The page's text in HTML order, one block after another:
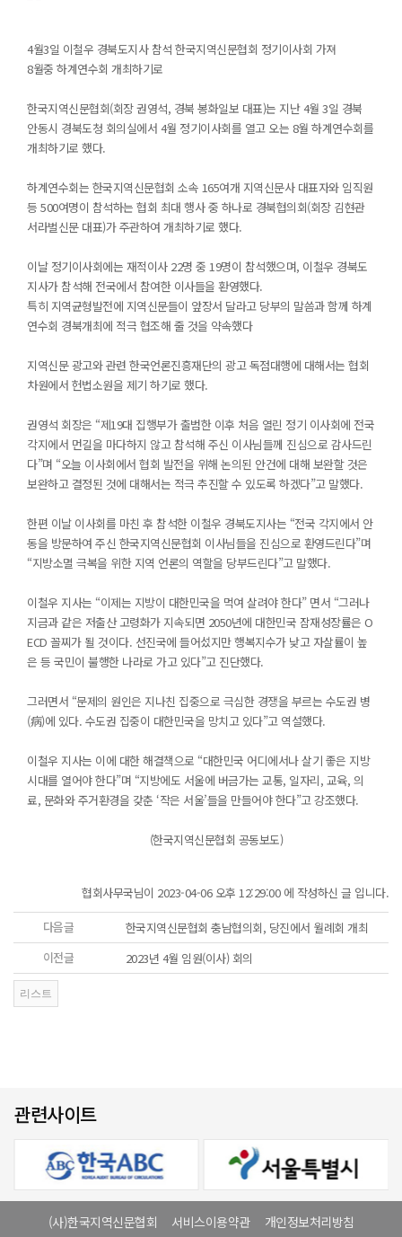
4월3일 이철우 경북도지사 참석 한국지역신문협회 정기이사회 가져
8월중 하계연수회 개최하기로
한국지역신문협회(회장 권영석, 경북 봉화일보 대표)는 지난 4월 3일 경북
안동시 경북도청 회의실에서 4월 정기이사회를 열고 오는 8월 하계연수회를
개최하기로 했다.
하계연수회는 한국지역신문협회 소속 165여개 지역신문사 대표자와 임직원
등 500여명이 참석하는 협회 최대 행사 중 하나로 경북협의회(회장 김현관
서라벌신문 대표)가 주관하여 개최하기로 했다.
이날 정기이사회에는 재적이사 22명 중 19명이 참석했으며, 이철우 경북도
지사가 참석해 전국에서 참여한 이사들을 환영했다.
특히 지역균형발전에 지역신문들이 앞장서 달라고 당부의 말씀과 함께 하계
연수회 경북개최에 적극 협조해 줄 것을 약속했다
지역신문 광고와 관련 한국언론진흥재단의 광고 독점대행에 대해서는 협회
차원에서 헌법소원을 제기 하기로 했다.
권영석 회장은 “제19대 집행부가 출범한 이후 처음 열린 정기 이사회에 전국
각지에서 먼길을 마다하지 않고 참석해 주신 이사님들께 진심으로 감사드린
다”며 “오늘 이사회에서 협회 발전을 위해 논의된 안건에 대해 보완할 것은
보완하고 결정된 것에 대해서는 적극 추진할 수 있도록 하겠다”고 말했다.
한편 이날 이사회를 마친 후 참석한 이철우 경북도지사는 “전국 각지에서 안
동을 방문하여 주신 한국지역신문협회 이사님들을 진심으로 환영드린다”며
“지방소멸 극복을 위한 지역 언론의 역할을 당부드린다”고 말했다.
이철우 지사는 “이제는 지방이 대한민국을 먹여 살려야 한다” 면서 “그러나
지금과 같은 저출산 고령화가 지속되면 2050년에 대한민국 잠재성장률은 O
ECD 꼴찌가 될 것이다. 선진국에 들어섰지만 행복지수가 낮고 자살률이 높
은 등 국민이 불행한 나라로 가고 있다”고 진단했다.
그러면서 “문제의 원인은 지나친 집중으로 극심한 경쟁을 부르는 수도권 병
(病)에 있다. 수도권 집중이 대한민국을 망치고 있다”고 역설했다.
이철우 지사는 이에 대한 해결책으로 “대한민국 어디에서나 살기 좋은 지방
시대를 열어야 한다”며 “지방에도 서울에 버금가는 교통, 일자리, 교육, 의
료, 문화와 주거환경을 갖춘 ‘작은 서울’들을 만들어야 한다”고 강조했다.
(한국지역신문협회 공동보도)
협회사무국님이 2023-04-06 오후 12:29:00 에 작성하신 글 입니다.
다음글
한국지역신문협회 충남협의회, 당진에서 월례회 개최
이전글
2023년 4월 임원(이사) 회의
관련사이트
(사)한국지역신문협회 서비스이용약관 개인정보처리방침